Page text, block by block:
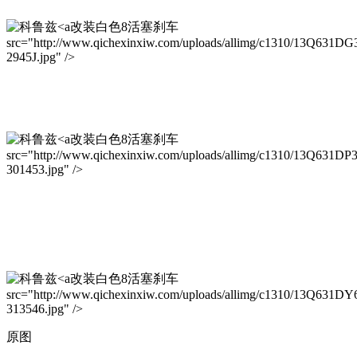
改装白色8活塞刹车
src="http://www.qichexinxiw.com/uploads/allimg/c1310/
2945J.jpg" />
改装白色8活塞刹车
src="http://www.qichexinxiw.com/uploads/allimg/c1310/
301453.jpg" />
改装白色8活塞刹车
src="http://www.qichexinxiw.com/uploads/allimg/c1310/
313546.jpg" />
原图